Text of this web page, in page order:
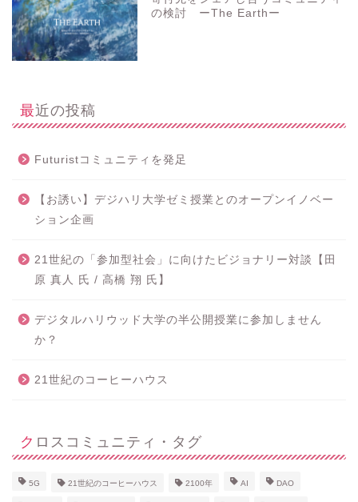
の検討 ーThe Earthー
最近の投稿
Futuristコミュニティを発足
【お誘い】デジハリ大学ゼミ授業とのオープンイノベー
ション企画
21世紀の「参加型社会」に向けたビジョナリー対談【田
原 真人 氏 / 高橋 翔 氏】
デジタルハリウッド大学の半公開授業に参加しません
か？
21世紀のコーヒーハウス
クロスコミュニティ・タグ
5G 21世紀のコーヒーハウス 2100年 AI DAO